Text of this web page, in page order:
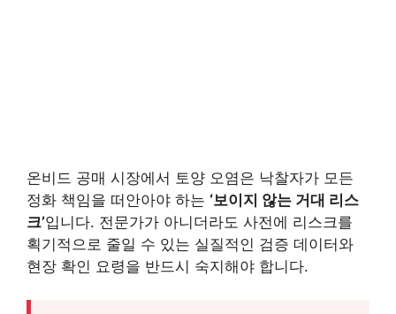
온비드 공매 시장에서 토양 오염은 낙찰자가 모든
정화 책임을 떠안아야 하는 ‘보이지 않는 거대 리스
크’입니다. 전문가가 아니더라도 사전에 리스크를
획기적으로 줄일 수 있는 실질적인 검증 데이터와
현장 확인 요령을 반드시 숙지해야 합니다.